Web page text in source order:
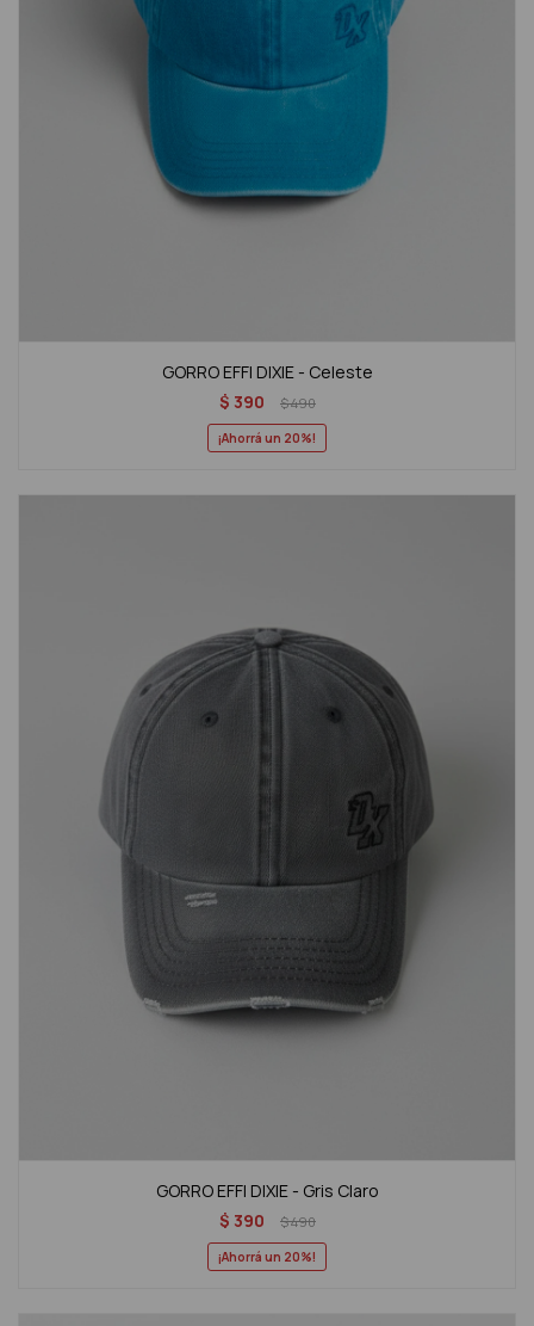
GORRO EFFI DIXIE - Celeste
$ 390 $490
20
GORRO EFFI DIXIE - Gris Claro
$ 390 $490
20